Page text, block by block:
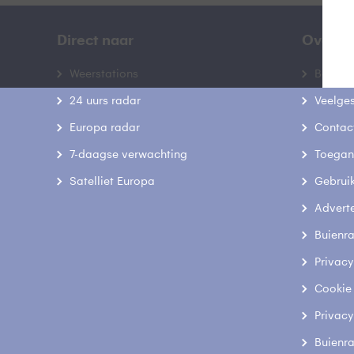
Direct naar
Weerstations
24 uurs radar
Europa radar
7-daagse verwachting
Satelliet Europa
Over